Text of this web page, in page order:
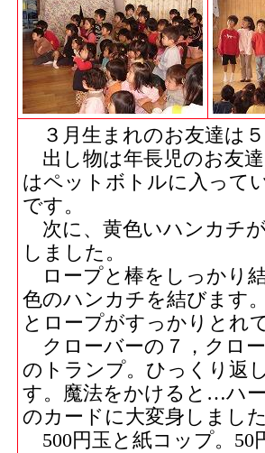
３月生まれのお友達は
出し物は年長児のお友
はペットボトルに入って
です。
次に、黄色いハンカチ
しました。
ロープと棒をしっかり
色のハンカチを結びます
とロープがすっかりとれ
クローバーの７，クロ
のトランプ。ひっくり返
す。魔法をかけると…ハ
のカードに大変身しまし
500円玉と紙コップ。50